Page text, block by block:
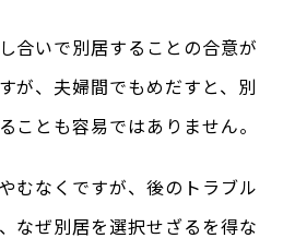
合いで別居することの合意が
が、夫婦間でもめだすと、別
ことも容易ではありません。
むなくですが、後のトラブル
なぜ別居を選択せざるを得な